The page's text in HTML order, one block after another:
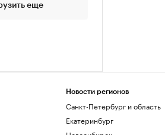
еще
Новости регионов
Санкт-Петербург и область
Екатеринбург